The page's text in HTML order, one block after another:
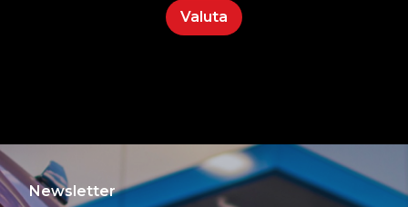
Valuta
Newsletter